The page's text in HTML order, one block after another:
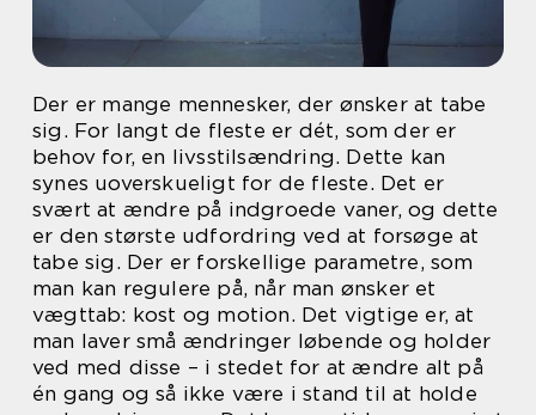
Der er mange mennesker, der ønsker at tabe
sig. For langt de fleste er dét, som der er
behov for, en livsstilsændring. Dette kan
synes uoverskueligt for de fleste. Det er
svært at ændre på indgroede vaner, og dette
er den største udfordring ved at forsøge at
tabe sig. Der er forskellige parametre, som
man kan regulere på, når man ønsker et
vægttab: kost og motion. Det vigtige er, at
man laver små ændringer løbende og holder
ved med disse – i stedet for at ændre alt på
én gang og så ikke være i stand til at holde